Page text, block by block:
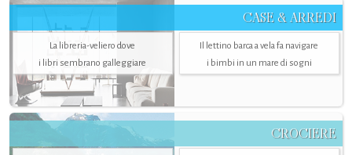
CASE & ARREDI
La libreria-veliero dove
i libri sembrano galleggiare
Il lettino barca a vela fa navigare
i bimbi in un mare di sogni
CROCIERE